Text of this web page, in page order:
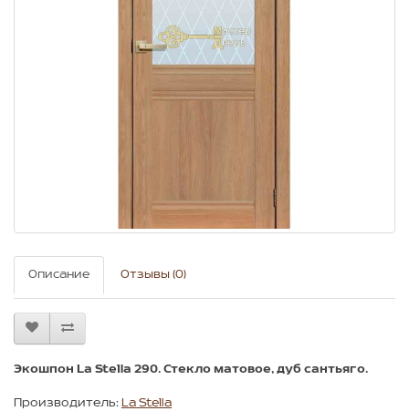
Описание Отзывы (0)
Экошпон La Stella 290. Стекло матовое, дуб сантьяго.
Производитель: La Stella